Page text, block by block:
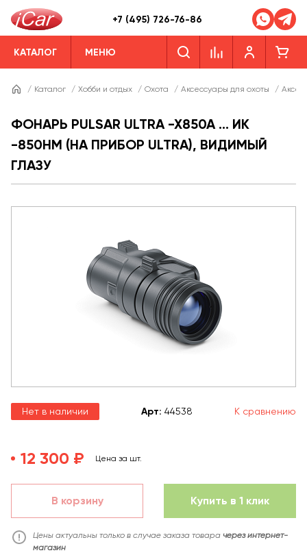
+7 (495) 726-76-86
КАТАЛОГ МЕНЮ
/ Каталог / Хобби и отдых / Охота / Аксессуары для охоты /
ФОНАРЬ PULSAR ULTRA -X850A ... ИК
-850НМ (НА ПРИБОР ULTRA), ВИДИМЫЙ
ГЛАЗУ
Нет в наличии Арт: 44538 К сравнению
12 300 ₽ Цена за шт.
В корзину Купить в 1 клик
Цены актуальны только в случае заказа товара через интернет-
магазин